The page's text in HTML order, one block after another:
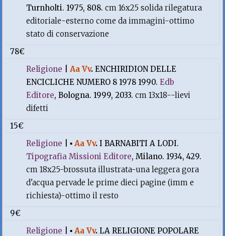
Turnholti. 1975, 808.cm 16x25 solida rilegatura
editoriale-esterno come da immagini-ottimo
stato di conservazione
78€
Religione |Aa Vv.ENCHIRIDION DELLE
ENCICLICHE NUMERO 8 1978 1990.Edb
Editore, Bologna. 1999, 2033.cm 13x18--lievi
difetti
15€
Religione |▪Aa Vv.I BARNABITI A LODI.
Tipografia Missioni Editore, Milano. 1934, 429.
cm 18x25-brossuta illustrata-una leggera gora
d'acqua pervade le prime dieci pagine (imm e
richiesta)-ottimo il resto
9€
Religione |▪Aa Vv.LA RELIGIONE POPOLARE